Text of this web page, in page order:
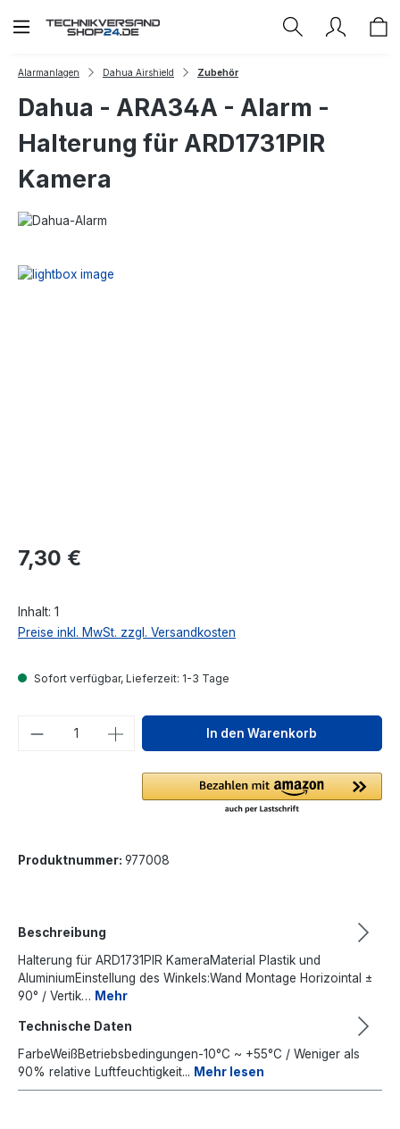
Zum Hauptinhalt springen
Alarmanlagen Dahua Airshield Zubehör
Dahua - ARA34A - Alarm -
Halterung für ARD1731PIR
Kamera
Regulärer Preis:
7,30 €
Inhalt: 1
Preise inkl. MwSt. zzgl. Versandkosten
Sofort verfügbar, Lieferzeit: 1-3 Tage
Produkt Anzahl: Gib denIn den Warenkorb
Produktnummer: 977008
Beschreibung
Halterung für ARD1731PIR KameraMaterial Plastik und
AluminiumEinstellung des Winkels:Wand Montage Horizointal ±
90° / Vertik… Mehr
Technische Daten
FarbeWeißBetriebsbedingungen-10°C ~ +55°C / Weniger als
90% relative Luftfeuchtigkeit... Mehr lesen